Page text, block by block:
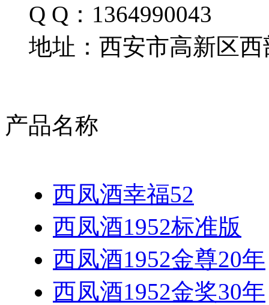
Q Q：1364990043
地址：西安市高新区西
产品名称
西凤酒幸福52
西凤酒1952标准版
西凤酒1952金尊20年
西凤酒1952金奖30年